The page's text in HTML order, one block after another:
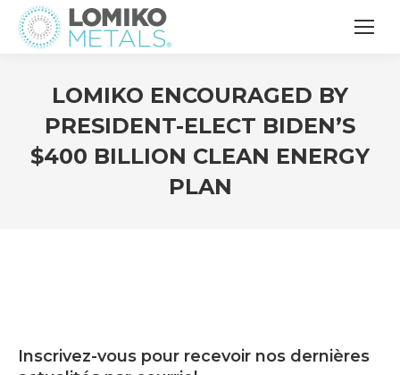
LOMIKO ENCOURAGED BY
PRESIDENT-ELECT BIDEN’S
$400 BILLION CLEAN ENERGY
PLAN
Inscrivez-vous pour recevoir nos dernières